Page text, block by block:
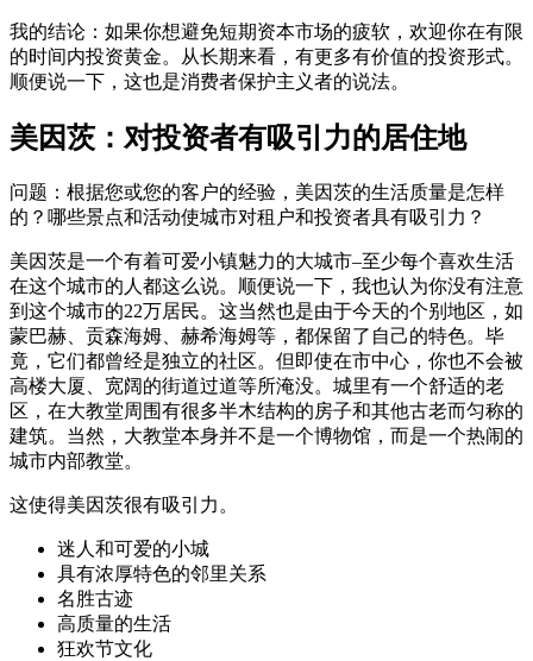
我的结论：如果你想避免短期资本市场的疲软，欢迎你在有限
的时间内投资黄金。从长期来看，有更多有价值的投资形式。
顺便说一下，这也是消费者保护主义者的说法。
美因茨：对投资者有吸引力的居住地
问题：根据您或您的客户的经验，美因茨的生活质量是怎样
的？哪些景点和活动使城市对租户和投资者具有吸引力？
美因茨是一个有着可爱小镇魅力的大城市–至少每个喜欢生活
在这个城市的人都这么说。顺便说一下，我也认为你没有注意
到这个城市的22万居民。这当然也是由于今天的个别地区，如
蒙巴赫、贡森海姆、赫希海姆等，都保留了自己的特色。毕
竟，它们都曾经是独立的社区。但即使在市中心，你也不会被
高楼大厦、宽阔的街道过道等所淹没。城里有一个舒适的老
区，在大教堂周围有很多半木结构的房子和其他古老而匀称的
建筑。当然，大教堂本身并不是一个博物馆，而是一个热闹的
城市内部教堂。
这使得美因茨很有吸引力。
迷人和可爱的小城
具有浓厚特色的邻里关系
名胜古迹
高质量的生活
狂欢节文化